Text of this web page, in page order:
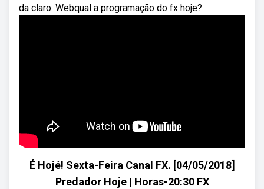
da claro. Webqual a programação do fx hoje?
É Hojé! Sexta-Feira Canal FX. [04/05/2018]
Predador Hoje | Horas-20:30 FX